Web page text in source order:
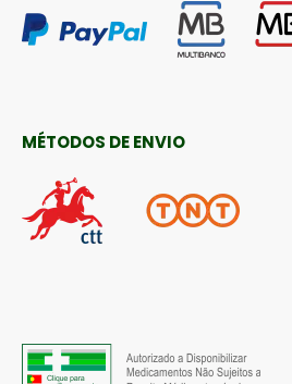
MÉTODOS DE ENVIO